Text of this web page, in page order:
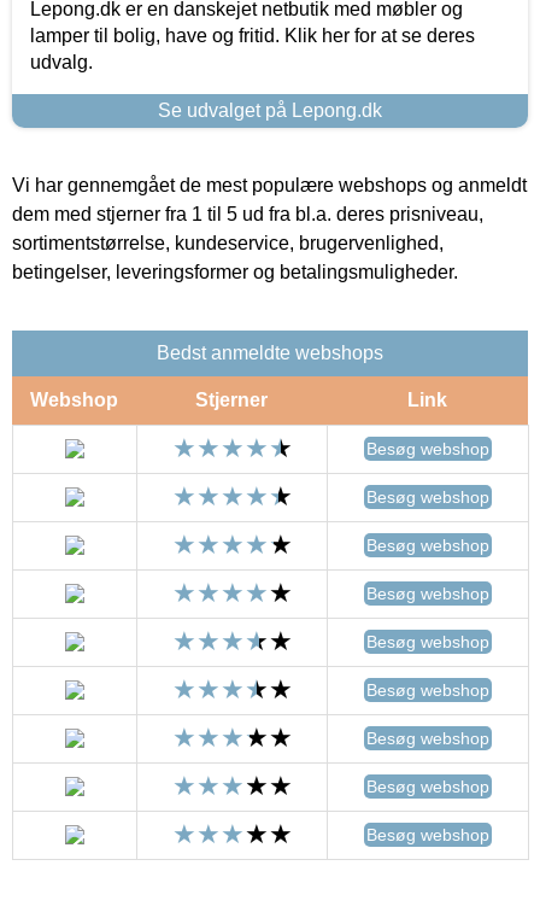
Lepong.dk er en danskejet netbutik med møbler og
lamper til bolig, have og fritid. Klik her for at se deres
udvalg.
Se udvalget på Lepong.dk
Vi har gennemgået de mest populære webshops og anmeldt
dem med stjerner fra 1 til 5 ud fra bl.a. deres prisniveau,
sortimentstørrelse, kundeservice, brugervenlighed,
betingelser, leveringsformer og betalingsmuligheder.
Bedst anmeldte webshops
Webshop Stjerner Link
Besøg webshop
Besøg webshop
Besøg webshop
Besøg webshop
Besøg webshop
Besøg webshop
Besøg webshop
Besøg webshop
Besøg webshop